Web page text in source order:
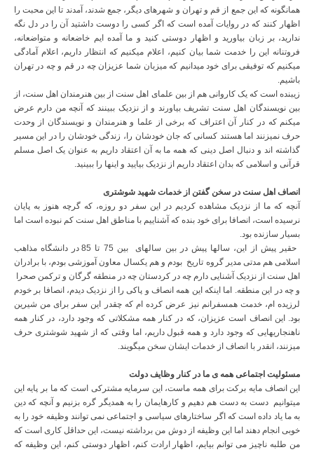
همانگونه که این جمع از قم و تهران و شهرهای دیگر، جمع شدند، آمدند تا این محبت را
اظهار کنند که در روایات آمده است که اگر کسی را دوست داشتید آن را در دل نگه
ندارید، بر زبان بیاورید و اظهار دوستی کنید و ما آمده ایم خاضعانه و متواضعانه،
فروتنانه این را خدمت شما بیان کنیم، اعلام میکنیم که انتظار داریم، اعلام آمادگی
میکنیم که توفیقی برای خود میدانیم که میزبان شما عزیزان چه در قم و چه در تهران
باشیم.
زیبنده است که یک کاروانی هم از بین علمای اهل سنت از بین هنرمندان اهل سنت، از
بین نویسندگان اهل سنت تشریف بیاورند و از نزدیک ببینند که آنچه من دارم عرض
میکنم که در کنار آن اعتراف که برخی از علما و هنرمندان و نویسندگان از وحدت
حرف نمیزنند اما هستند کسانی که جان خودشان را، زندگی خودشان را در این مسیر
گذاشته اند و دنبال اصل دینی که همه ما به آن اعتقاد داریم به عنوان یک اصل مسلم
قرآنی و اسلامی که بدان اعتقاد داریم از نزدیک بیایید و اینها را ببینید.
انصاف اهل سنت در سخن گفتن از خدمات شهید شوشتری
آنچه که ما از نزدیک مشاهده کردیم در این سفر دو روزه، که گرچه هنوز به پایان
نرسیده است، انصافا برای خود بنده که آشناییم با مناطق اهل سنت کم نبوده است اما
بسیار سازنده بود.
حقیر پیش از این، سالها پیش در بین سالهای بین 75 تا 85 در دانشگاه مذاهب
اسلامی هم مدتی مدیر گروه تاریخ بودم و هم یکسال معاون آموزشی بودم، با برادران
اهل سنت از نزدیک آشنایی دارم چه در کردستان چه در منطقه گرگان و ترکمن صحرا
و چه در این منطقه. اما اینکه این همه انصاف و پاکی را از نزدیک دیدم، انصافا بر خودم
لرزیده ام، خدمت همسفرانم نیز عرض کرده ام که چقدر این سفر برای من شیرین
بود. این انصاف است عزیزان، که در کنار همه مشکلاتی که وجود دارد، در کنار همه
ناهنجاریهایی که وجود دارد و همه قبول داریم، اما وقتی که از شهید شوشتری حرف
میزنند، انقدر با انصاف از خدمات ایشان سخن میگویند.
مسئولیت اجتماعی همه ی ما در کنار وظایف دولت
این انصاف مایه برکت برای همه ماست، این سرمایه مشترکی است که ما بر پایه این
میتوانیم دست به دست هم دهیم و کارهایمان را به همدیگر گره بزنیم و آنچه که دین
به ما یاد داده است که اگر ساختارهای سیاسی و اجتماعی نمی توانند وظیفه خود را به
خوبی انجام دهند اما این وظیفه از دوش من برداشته نیست، این حداقل کاری است که
من طلبه ناچیز می توانم بیایم، اظهار ارادت کنم، اظهار دوستی کنم، این وظیفه که